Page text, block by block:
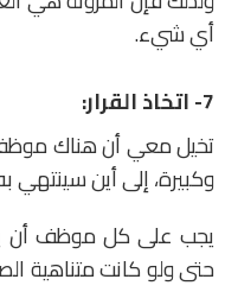
أي شيء.
7- اتخاذ القرار:
تخيل معي أن هناك
وكبيرة، إلى أين سينتهي
يجب على كل موظف أن
حتى ولو كانت متناهية